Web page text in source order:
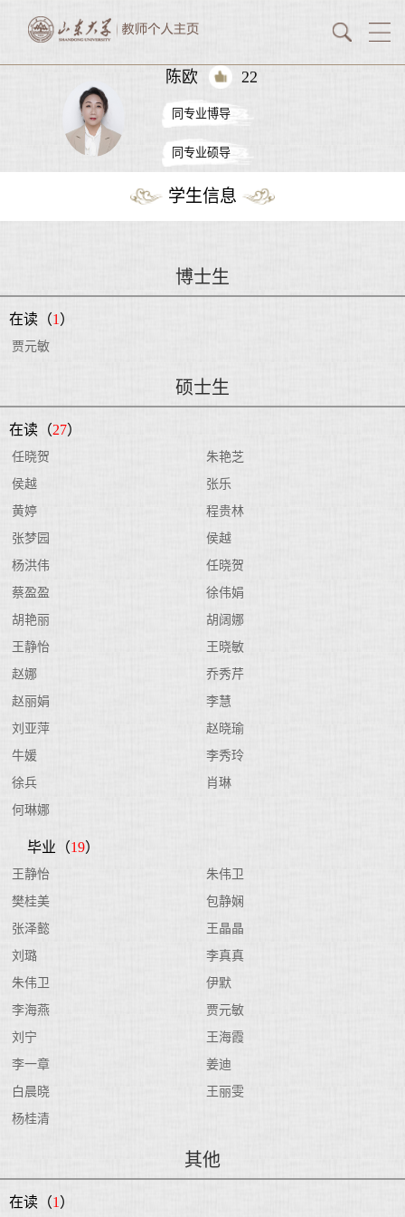
陈欧 22
同专业博导
同专业硕导
学生信息
博士生
在读（1 ）
贾元敏
硕士生
在读（27）
任晓贺
朱艳芝
侯越
张乐
黄婷
程贵林
张梦园
侯越
杨洪伟
任晓贺
蔡盈盈
徐伟娟
胡艳丽
胡阔娜
王静怡
王晓敏
赵娜
乔秀芹
赵丽娟
李慧
刘亚萍
赵晓瑜
牛媛
李秀玲
徐兵
肖琳
何琳娜
毕业（19）
王静怡
朱伟卫
樊桂美
包静娴
张泽懿
王晶晶
刘璐
李真真
朱伟卫
伊默
李海燕
贾元敏
刘宁
王海霞
李一章
姜迪
白晨晓
王丽雯
杨桂清
其他
在读（1 ）